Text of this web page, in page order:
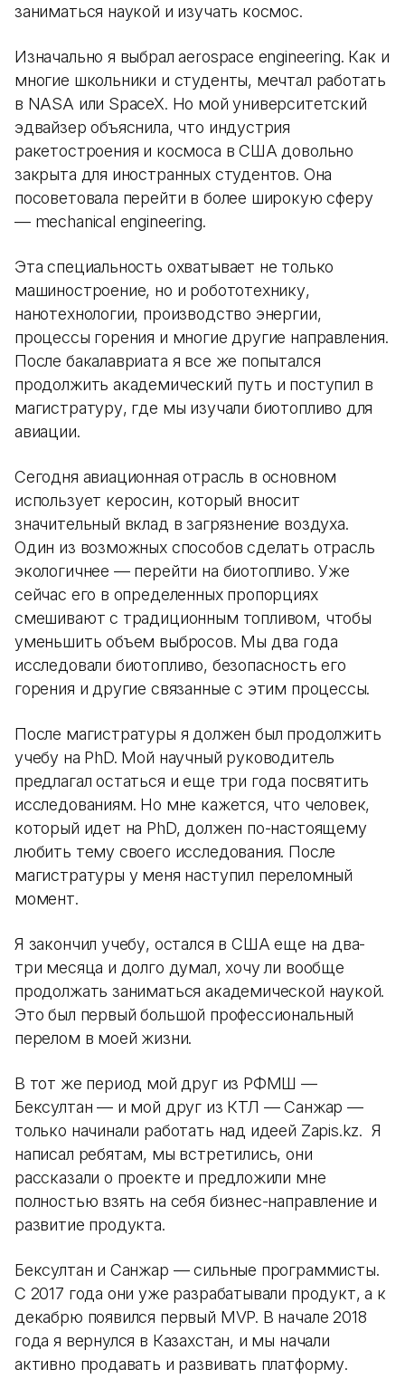
заниматься наукой и изучать космос.
Изначально я выбрал aerospace engineering. Как и
многие школьники и студенты, мечтал работать
в NASA или SpaceX. Но мой университетский
эдвайзер объяснила, что индустрия
ракетостроения и космоса в США довольно
закрыта для иностранных студентов. Она
посоветовала перейти в более широкую сферу
— mechanical engineering.
Эта специальность охватывает не только
машиностроение, но и робототехнику,
нанотехнологии, производство энергии,
процессы горения и многие другие направления.
После бакалавриата я все же попытался
продолжить академический путь и поступил в
магистратуру, где мы изучали биотопливо для
авиации.
Сегодня авиационная отрасль в основном
использует керосин, который вносит
значительный вклад в загрязнение воздуха.
Один из возможных способов сделать отрасль
экологичнее — перейти на биотопливо. Уже
сейчас его в определенных пропорциях
смешивают с традиционным топливом, чтобы
уменьшить объем выбросов. Мы два года
исследовали биотопливо, безопасность его
горения и другие связанные с этим процессы.
После магистратуры я должен был продолжить
учебу на PhD. Мой научный руководитель
предлагал остаться и еще три года посвятить
исследованиям. Но мне кажется, что человек,
который идет на PhD, должен по-настоящему
любить тему своего исследования. После
магистратуры у меня наступил переломный
момент.
Я закончил учебу, остался в США еще на два-
три месяца и долго думал, хочу ли вообще
продолжать заниматься академической наукой.
Это был первый большой профессиональный
перелом в моей жизни.
В тот же период мой друг из РФМШ —
Бексултан — и мой друг из КТЛ — Санжар —
только начинали работать над идеей Zapis.kz. Я
написал ребятам, мы встретились, они
рассказали о проекте и предложили мне
полностью взять на себя бизнес-направление и
развитие продукта.
Бексултан и Санжар — сильные программисты.
С 2017 года они уже разрабатывали продукт, а к
декабрю появился первый MVP. В начале 2018
года я вернулся в Казахстан, и мы начали
активно продавать и развивать платформу.